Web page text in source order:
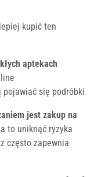
kupić ten
aptekach
się podróbki
jest zakup na
to uniknąć ryzyka
często zapewnia